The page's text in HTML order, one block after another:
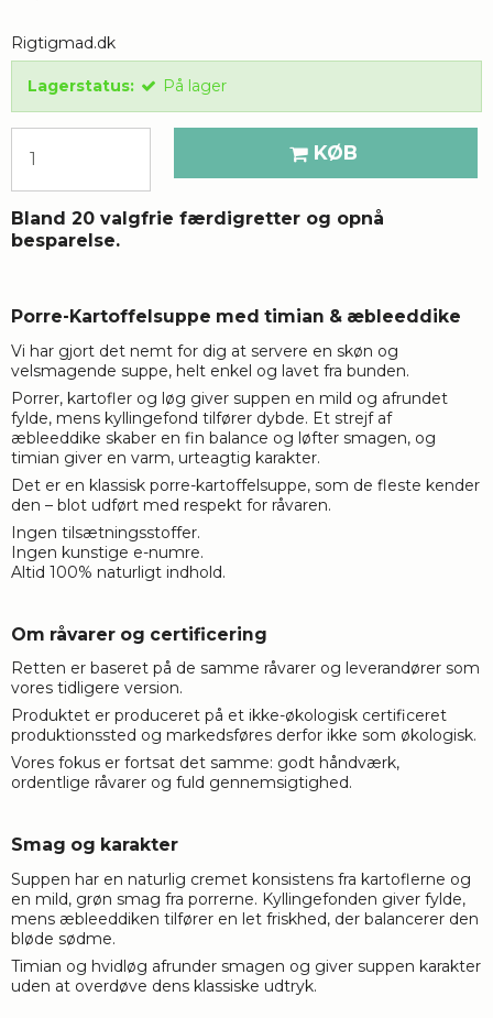
Rigtigmad.dk
Lagerstatus: På lager
KØB
Bland 20 valgfrie færdigretter og opnå
besparelse.
Porre-Kartoffelsuppe med timian & æbleeddike
Vi har gjort det nemt for dig at servere en skøn og
velsmagende suppe, helt enkel og lavet fra bunden.
Porrer, kartofler og løg giver suppen en mild og afrundet
fylde, mens kyllingefond tilfører dybde. Et strejf af
æbleeddike skaber en fin balance og løfter smagen, og
timian giver en varm, urteagtig karakter.
Det er en klassisk porre-kartoffelsuppe, som de fleste kender
den – blot udført med respekt for råvaren.
Ingen tilsætningsstoffer.
Ingen kunstige e-numre.
Altid 100% naturligt indhold.
Om råvarer og certificering
Retten er baseret på de samme råvarer og leverandører som
vores tidligere version.
Produktet er produceret på et ikke-økologisk certificeret
produktionssted og markedsføres derfor ikke som økologisk.
Vores fokus er fortsat det samme: godt håndværk,
ordentlige råvarer og fuld gennemsigtighed.
Smag og karakter
Suppen har en naturlig cremet konsistens fra kartoflerne og
en mild, grøn smag fra porrerne. Kyllingefonden giver fylde,
mens æbleeddiken tilfører en let friskhed, der balancerer den
bløde sødme.
Timian og hvidløg afrunder smagen og giver suppen karakter
uden at overdøve dens klassiske udtryk.